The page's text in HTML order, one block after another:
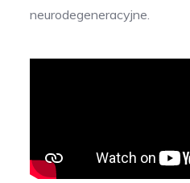
neurodegeneracyjne.